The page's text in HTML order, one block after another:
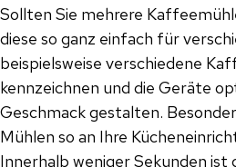
Sollten Sie mehrere
diese so ganz einfach für
beispielsweise verschiedene
kennzeichnen und die Geräte
Geschmack gestalten.
Mühlen so an Ihre
Innerhalb weniger Sekunden ist